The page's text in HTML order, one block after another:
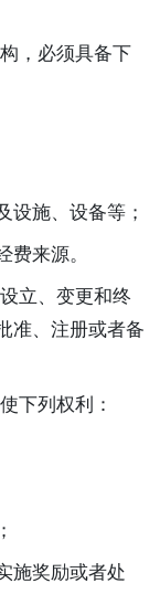
，必须具备下
设施、设备等；
费来源。
立、变更和终
准、注册或者备
下列权利：
施奖励或者处